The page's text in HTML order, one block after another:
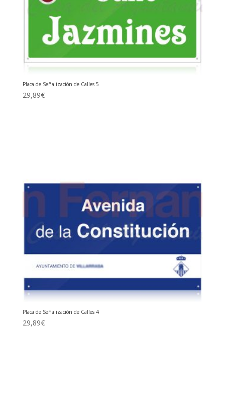
Placa de Señalización de Calles 5
29,89€
Placa de Señalización de Calles 4
29,89€